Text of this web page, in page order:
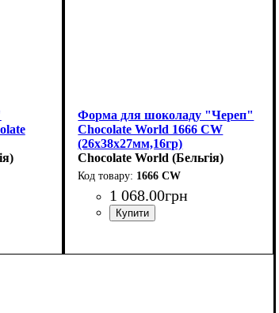
Форма для шоколаду "Череп"
Chocolate World 1666 CW
(26x38x27мм,16гр)
Chocolate World (Бельгія)
1666 CW
1 068.00грн